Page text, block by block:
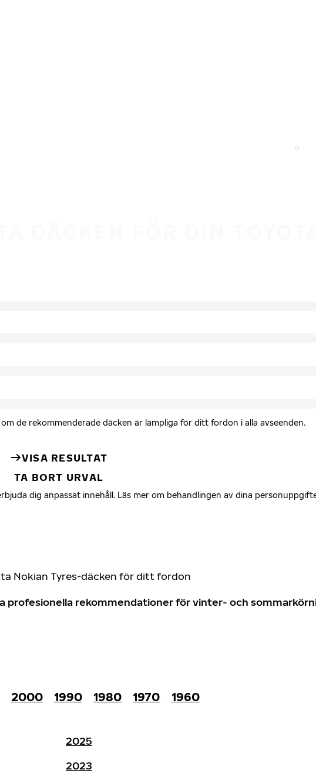
de rekommenderade däcken är lämpliga för ditt fordon i alla avseenden.
VISA RESULTAT
TA BORT URVAL
dig anpassat innehåll. Läs mer om behandlingen av dina
Nokian Tyres-däcken för ditt fordon
profesionella rekommendationer för vinter- och
2000 1990 1980 1970
1960
2025
2023